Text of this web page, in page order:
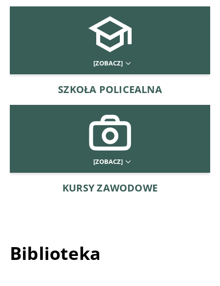
[ZOBACZ]
SZKOŁA POLICEALNA
[ZOBACZ]
KURSY ZAWODOWE
Biblioteka